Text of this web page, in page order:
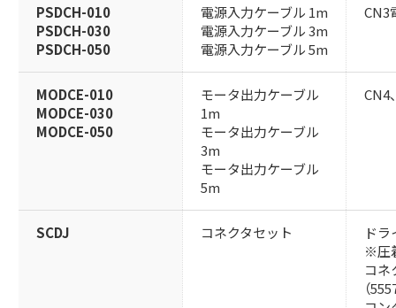
PSDCH-010
PSDCH-030
PSDCH-050
電源入力ケーブル 1m
電源入力ケーブル 3m
電源入力ケーブル 5m
CN3
MODCE-010
MODCE-030
MODCE-050
モータ出力ケーブル
1m
モータ出力ケーブル
3m
モータ出力ケーブル
5m
CN4
SCDJ コネクタセット
ド
※圧
コ
（